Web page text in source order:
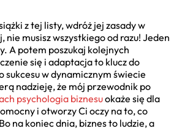
z tej listy, wdróż jej zasady w
nie musisz wszystkiego od razu! Jeden
A potem poszukaj kolejnych
się i adaptacja to klucz do
sukcesu w dynamicznym świecie
nadzieję, że mój przewodnik po
psychologia biznesuokaże się dla
i otworzy Ci oczy na to, co
na koniec dnia, biznes to ludzie, a